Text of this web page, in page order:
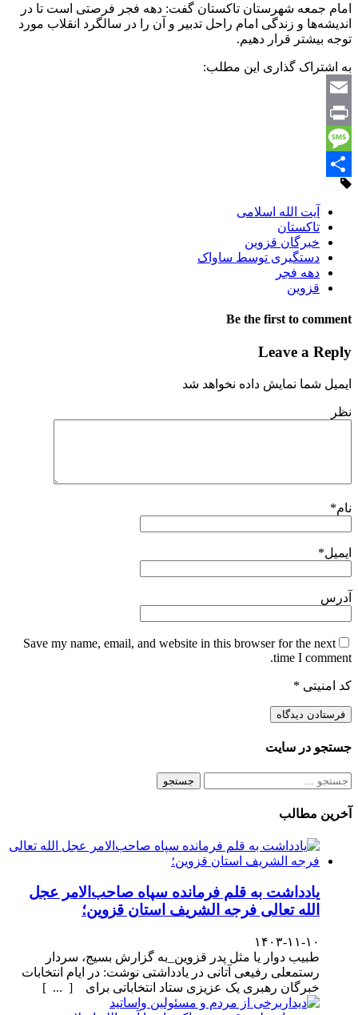
امام جمعه شهرستان تاکستان گفت: دهه فجر فرصتی است تا در
اندیشه‌ها و زندگی امام راحل تدبیر و آن را در سالگرد انقلاب مورد
توجه بیشتر قرار دهیم.
به اشتراک گذاری این مطلب:
Email
Print
Message
Share
آیت الله اسلامی
تاکستان
خبرگان قزوین
دستگیری توسط ساواک
دهه فجر
قزوین
Be the first to comment
Leave a Reply
ایمیل شما نمایش داده نخواهد شد
نظر
نام*
ایمیل*
آدرس
Save my name, email, and website in this browser for the next
time I comment.
کد امنیتی *
جستجو در سایت
جستجو
آخرین مطالب
یادداشت به قلم فرمانده سپاه صاحب‌الامر عجل
الله تعالی فرجه الشریف استان قزوین؛
۱۴۰۳-۱۱-۱۰
طبیب دوار یا مثل پدر قزوین_به گزارش بسیج، سردار
رستمعلی رفیعی آتانی در یادداشتی نوشت: در ایام انتخابات
خبرگان رهبری یک عزیزی ستاد انتخاباتی برای [ ... ]